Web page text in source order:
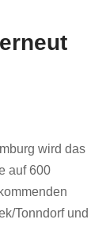
wird das
auf 600
Tonndorf und